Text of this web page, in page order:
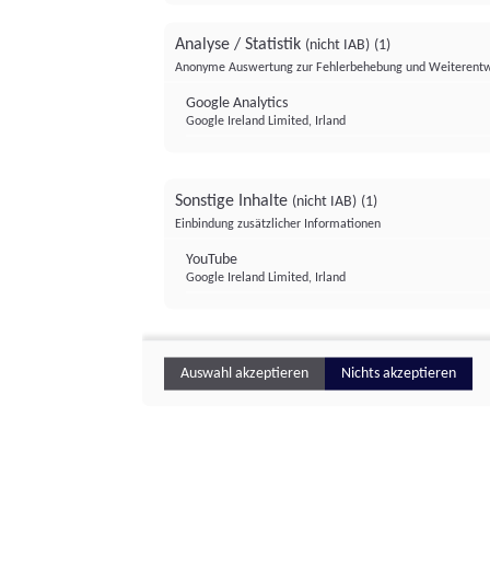
Analyse / Statistik (nicht IAB) (1)
Anonyme Auswertung zur Fehlerbehebung und
Google Analytics
Google Ireland Limited, Irland
Sonstige Inhalte (nicht IAB) (1)
Einbindung zusätzlicher Informationen
YouTube
Google Ireland Limited, Irland
Auswahl akzeptieren Nichts akzeptieren